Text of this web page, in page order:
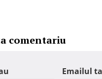
comentariu
Emailul